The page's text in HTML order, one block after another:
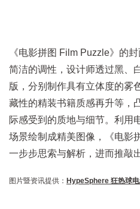
《电影拼图 Film Puzzle》的
简洁的调性，设计师透过黑、
版，分别制作具有立体度的雾
藏性的精装书籍质感再升等，
际感受到的质地与细节。利用
场景绘制成精美图像，《电影
一步步思索与解析，进而推敲
图片暨资讯提供： HypeSphere 狂热球